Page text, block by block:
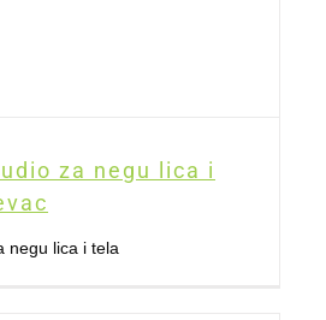
za negu lica i
negu lica i tela